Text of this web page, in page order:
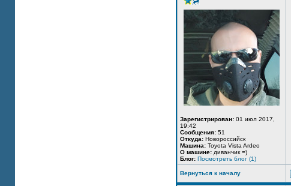
Зарегистрирован: 01 июл 2017,
19:42
Сообщения: 51
Откуда: Новороссийск
Машина: Toyota Vista Ardeo
О машине: диванчик =)
Блог: Посмотреть блог (1)
Вернуться к началу